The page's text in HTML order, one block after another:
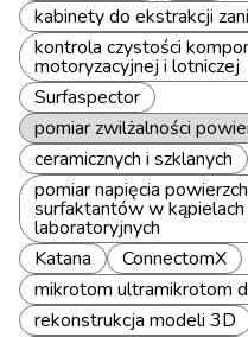
kabinety do ekstrakcji
kontrola czystości
motoryzacyjnej i lotniczej
Surfaspector
pomiar zwilżalności
ceramicznych i szklanych
pomiar napięcia
surfaktantów w kąpielach
laboratoryjnych
Katana
ConnectomX
mikrotom ultramikrotom
rekonstrukcja modeli 3D